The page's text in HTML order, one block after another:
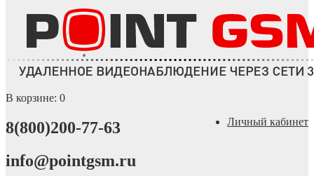
В корзине: 0
Личный кабинет
8(800)200-77-63
info@pointgsm.ru